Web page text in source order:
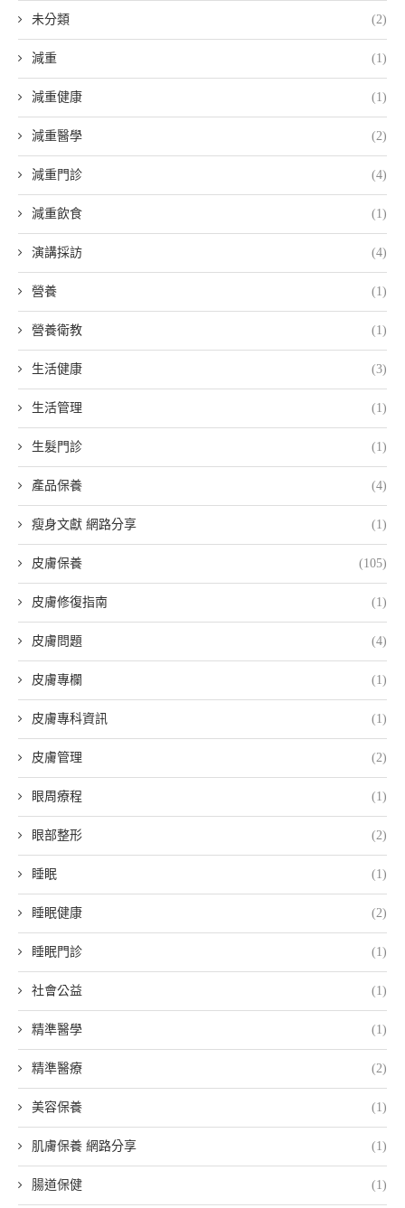
未分類 (2)
減重 (1)
減重健康 (1)
減重醫學 (2)
減重門診 (4)
減重飲食 (1)
演講採訪 (4)
營養 (1)
營養衛教 (1)
生活健康 (3)
生活管理 (1)
生髮門診 (1)
產品保養 (4)
瘦身文獻 網路分享 (1)
皮膚保養 (105)
皮膚修復指南 (1)
皮膚問題 (4)
皮膚專欄 (1)
皮膚專科資訊 (1)
皮膚管理 (2)
眼周療程 (1)
眼部整形 (2)
睡眠 (1)
睡眠健康 (2)
睡眠門診 (1)
社會公益 (1)
精準醫學 (1)
精準醫療 (2)
美容保養 (1)
肌膚保養 網路分享 (1)
腸道保健 (1)